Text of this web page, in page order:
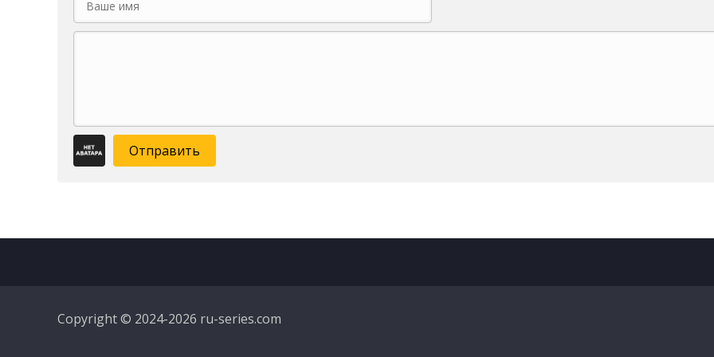
Отправить
Copyright © 2024-2026 ru-series.com